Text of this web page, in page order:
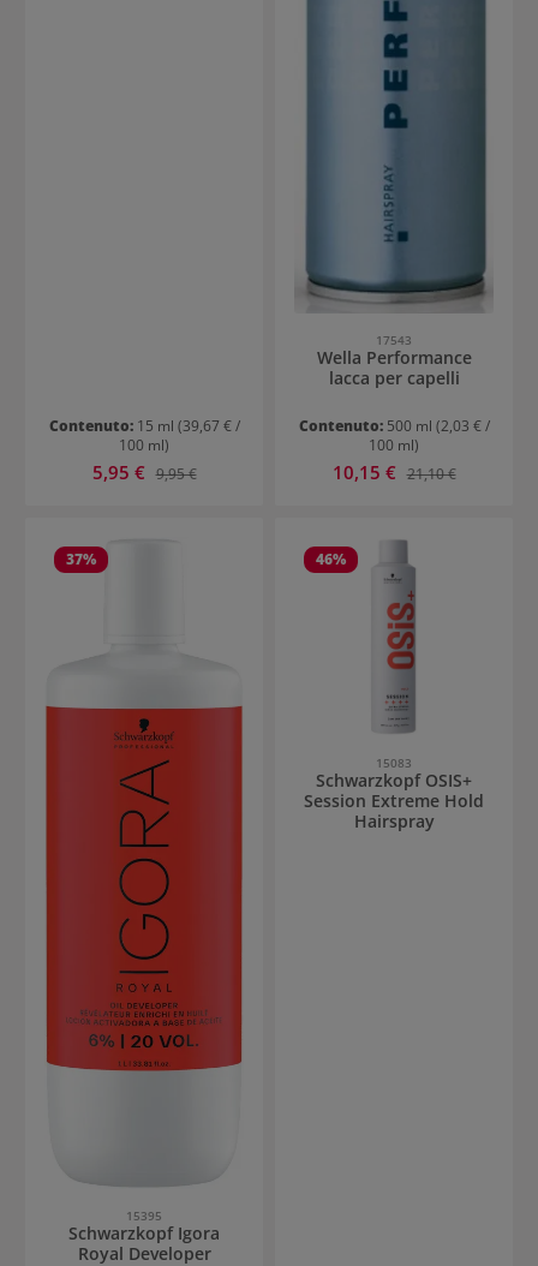
Contenuto: 15 ml (39,67 € /
100 ml)
Prezzo di vendita:
5,95 € Prezzo normale:
9,95 €
17543
Wella Performance
lacca per capelli
Contenuto: 500 ml (2,03 € /
100 ml)
Prezzo di vendita:
10,15 € Prezzo normale:
21,10 €
37%
15395
Schwarzkopf Igora
Royal Developer
46%
15083
Schwarzkopf OSIS+
Session Extreme Hold
Hairspray